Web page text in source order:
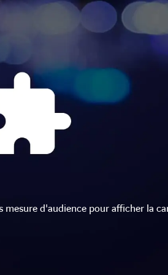
mesure d'audience pour afficher la